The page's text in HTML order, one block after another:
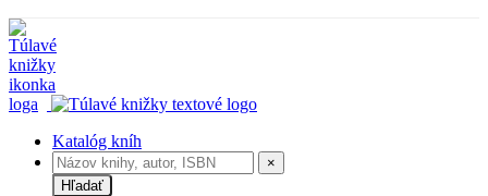
Katalóg kníh
×
Hľadať